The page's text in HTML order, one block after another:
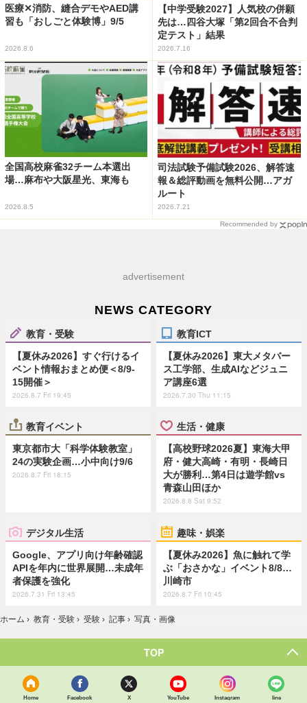
医療✕消防、縫合デモやAED講
習も「おしごと体験博」9/5
2026.8.6
【中学受験2027】人気校の併願
先は…四谷大塚「第2回合不合判
定テスト」結果
2026.7.16
全国高校麻雀32チーム本選出
場…麻布や大阪星光、東海も
2026.8.5
司法試験予備試験2026、解答速
報＆総評動画を無料公開…アガ
ルート
2026.7.21
Recommended by
advertisement
NEWS CATEGORY
教育・受験
【夏休み2026】すぐ行けるイ
ベント情報おまとめ便＜8/9-
15開催＞
2026.8.7 Fri 19:45
教育ICT
【夏休み2026】東大メタバー
ス工学部、生成AIなどジュニ
ア講座6選
2026.7.30 Thu 11:15
教育イベント
東京都市大「科学体験教室」
24の実験企画…小中向け9/6
2026.8.7 Fri 18:15
生活・健康
【高校野球2026夏】東海大甲
府・健大高崎・有明・長崎日
大が勝利…第4日は遊学館vs
青森山田ほか
2026.8.8 Sat 9:52
デジタル生活
Google、アプリ向け年齢確認
APIを年内に世界展開…未成年
者保護を強化
2026.7.31 Fri 13:45
趣味・娯楽
【夏休み2026】魚に触れて学
ぶ「おさかな」イベント8/8…
川崎市
2026.8.7 Fri 10:45
ホーム › 教育・受験 › 受験 › 記事 › 写真・画像
TOP
Home Facebook X YouTube Instagram line